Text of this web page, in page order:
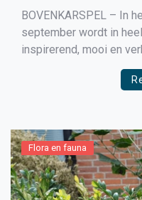
BOVENKARSPEL – In
september wordt in
inspirerend, mooi en
Lees er meer over op
West-Friesland viert
Flora en fauna